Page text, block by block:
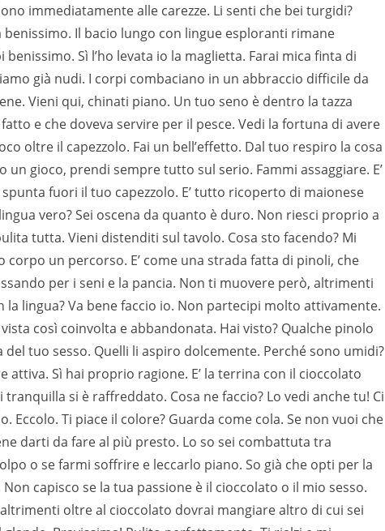
immediatamente alle carezze. Li senti che bei turgidi?
benissimo. Il bacio lungo con lingue esploranti rimane
Sì l’ho levata io la maglietta. Farai mica finta di
già nudi. I corpi combaciano in un abbraccio difficile da
Vieni qui, chinati piano. Un tuo seno è dentro la tazza
e che doveva servire per il pesce. Vedi la fortuna di avere
oltre il capezzolo. Fai un bell’effetto. Dal tuo respiro la cosa
un gioco, prendi sempre tutto sul serio. Fammi assaggiare. E’
fuori il tuo capezzolo. E’ tutto ricoperto di maionese
vero? Sei oscena da quanto è duro. Non riesci proprio a
tutta. Vieni distenditi sul tavolo. Cosa sto facendo? Mi
un percorso. E’ come una strada fatta di pinoli, che
per i seni e la pancia. Non ti muovere però, altrimenti
lingua? Va bene faccio io. Non partecipi molto attivamente.
così coinvolta e abbandonata. Hai visto? Qualche pinolo
tuo sesso. Quelli li aspiro dolcemente. Perché sono umidi?
attiva. Sì hai proprio ragione. E’ la terrina con il cioccolato
si è raffreddato. Cosa ne faccio? Lo vedi anche tu! Ci
Ti piace il colore? Guarda come cola. Se non vuoi che
darti da fare al più presto. Lo so sei combattuta tra
o se farmi soffrire e leccarlo piano. So già che opti per la
capisco se la tua passione è il cioccolato o il mio sesso.
oltre al cioccolato dovrai mangiare altro di cui sei